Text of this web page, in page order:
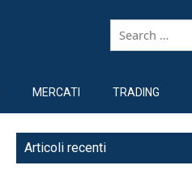
MERCATI TRADING
Articoli recenti